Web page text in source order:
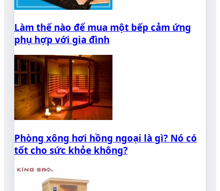
Làm thế nào để mua một bếp cảm ứng
phụ hợp với gia đình
Phòng xông hơi hồng ngoại là gì? Nó có
tốt cho sức khỏe không?